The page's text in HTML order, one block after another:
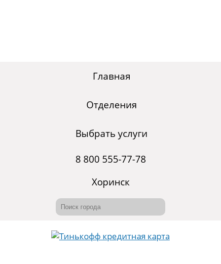
Главная
Отделения
Выбрать услуги
8 800 555-77-78
Хоринск